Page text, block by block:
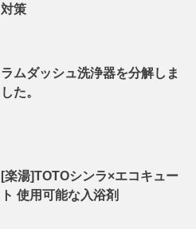
対策
ラムダッシュ洗浄器を分解しま
した。
[楽湯]TOTOシンラ×エコキュー
ト 使用可能な入浴剤